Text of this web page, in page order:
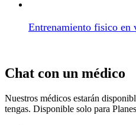
Entrenamiento fisico en
Chat con un médico
Nuestros médicos estarán
tengas. Disponible solo para